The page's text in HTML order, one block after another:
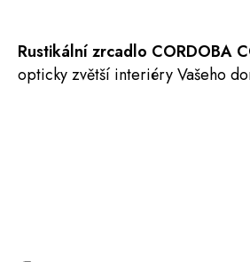
Rustikální zrcadlo CORDOBA
opticky zvětší interiéry Vašeho